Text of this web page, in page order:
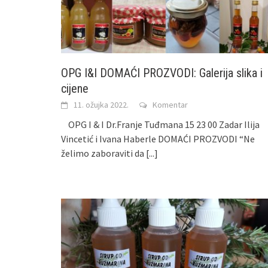
OPG I&I DOMAĆI PROZVODI: Galerija slika i
cijene
11. ožujka 2022. Komentar
OPG I & I Dr.Franje Tuđmana 15 23 00 Zadar Ilija
Vincetić i Ivana Haberle DOMAĆI PROZVODI “Ne
želimo zaboraviti da [...]